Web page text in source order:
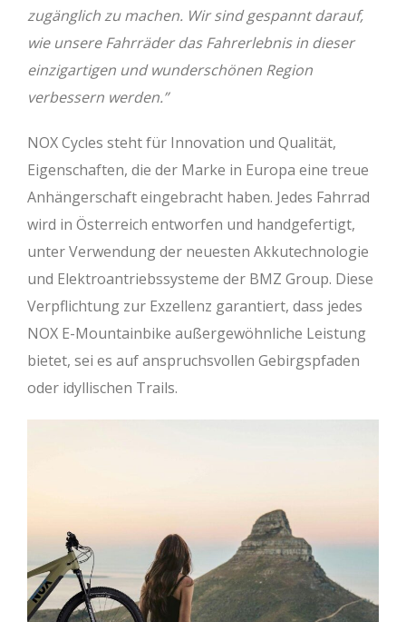
zugänglich zu machen. Wir sind gespannt darauf,
wie unsere Fahrräder das Fahrerlebnis in dieser
einzigartigen und wunderschönen Region
verbessern werden.”
NOX Cycles steht für Innovation und Qualität,
Eigenschaften, die der Marke in Europa eine treue
Anhängerschaft eingebracht haben. Jedes Fahrrad
wird in Österreich entworfen und handgefertigt,
unter Verwendung der neuesten Akkutechnologie
und Elektroantriebssysteme der BMZ Group. Diese
Verpflichtung zur Exzellenz garantiert, dass jedes
NOX E-Mountainbike außergewöhnliche Leistung
bietet, sei es auf anspruchsvollen Gebirgspfaden
oder idyllischen Trails.